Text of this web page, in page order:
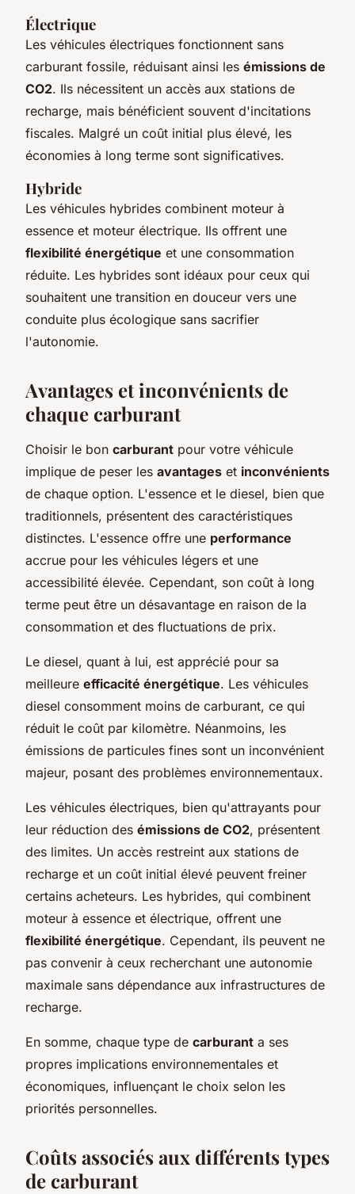
Électrique
Les véhicules électriques fonctionnent sans
carburant fossile, réduisant ainsi les émissions de
CO2. Ils nécessitent un accès aux stations de
recharge, mais bénéficient souvent d'incitations
fiscales. Malgré un coût initial plus élevé, les
économies à long terme sont significatives.
Hybride
Les véhicules hybrides combinent moteur à
essence et moteur électrique. Ils offrent une
flexibilité énergétique et une consommation
réduite. Les hybrides sont idéaux pour ceux qui
souhaitent une transition en douceur vers une
conduite plus écologique sans sacrifier
l'autonomie.
Avantages et inconvénients de
chaque carburant
Choisir le bon carburant pour votre véhicule
implique de peser les avantages et inconvénients
de chaque option. L'essence et le diesel, bien que
traditionnels, présentent des caractéristiques
distinctes. L'essence offre une performance
accrue pour les véhicules légers et une
accessibilité élevée. Cependant, son coût à long
terme peut être un désavantage en raison de la
consommation et des fluctuations de prix.
Le diesel, quant à lui, est apprécié pour sa
meilleure efficacité énergétique. Les véhicules
diesel consomment moins de carburant, ce qui
réduit le coût par kilomètre. Néanmoins, les
émissions de particules fines sont un inconvénient
majeur, posant des problèmes environnementaux.
Les véhicules électriques, bien qu'attrayants pour
leur réduction des émissions de CO2, présentent
des limites. Un accès restreint aux stations de
recharge et un coût initial élevé peuvent freiner
certains acheteurs. Les hybrides, qui combinent
moteur à essence et électrique, offrent une
flexibilité énergétique. Cependant, ils peuvent ne
pas convenir à ceux recherchant une autonomie
maximale sans dépendance aux infrastructures de
recharge.
En somme, chaque type de carburant a ses
propres implications environnementales et
économiques, influençant le choix selon les
priorités personnelles.
Coûts associés aux différents types
de carburant